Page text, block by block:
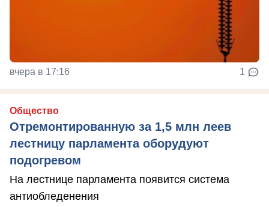
вчера в 17:16 1
Общество
Отремонтированную за 1,5 млн леев
лестницу парламента оборудуют
подогревом
На лестнице парламента появится система
антиобледенения